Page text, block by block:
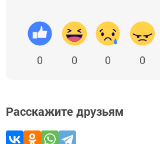
0 0 0 0
Расскажите друзьям